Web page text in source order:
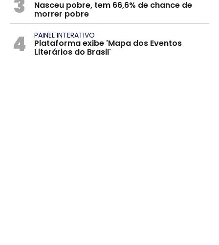
3 Nasceu pobre, tem 66,6% de chance de
morrer pobre
4 PAINEL INTERATIVO
Plataforma exibe 'Mapa dos Eventos
Literários do Brasil'